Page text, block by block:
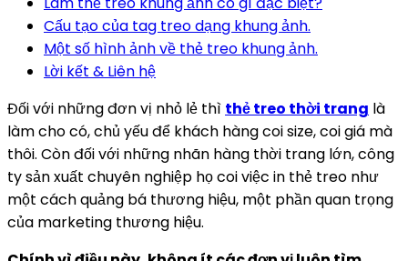
Cấu tạo của tag treo dạng khung ảnh.
Một số hình ảnh về thẻ treo khung ảnh.
Lời kết & Liên hệ
Đối với những đơn vị nhỏ lẻ thì thẻ treo thời trang là
làm cho có, chủ yếu để khách hàng coi size, coi giá mà
thôi. Còn đối với những nhãn hàng thời trang lớn, công
ty sản xuất chuyên nghiệp họ coi việc in thẻ treo như
một cách quảng bá thương hiệu, một phần quan trọng
của marketing thương hiệu.